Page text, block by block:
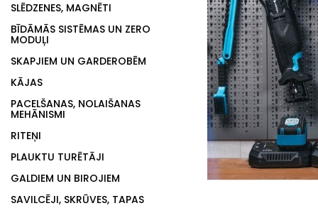
SLĒDZENES, MAGNĒTI
BĪDĀMĀS SISTĒMAS UN ZERO
MODUĻI
SKAPJIEM UN GARDEROBĒM
KĀJAS
PACELŠANAS, NOLAIŠANAS
MEHĀNISMI
RITEŅI
PLAUKTU TURĒTĀJI
GALDIEM UN BIROJIEM
SAVILCĒJI, SKRŪVES, TAPAS